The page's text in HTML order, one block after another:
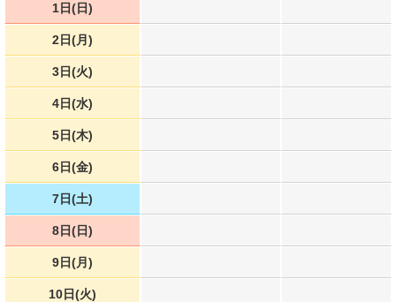
1日(日)
2日(月)
3日(火)
4日(水)
5日(木)
6日(金)
7日(土)
8日(日)
9日(月)
10日(火)